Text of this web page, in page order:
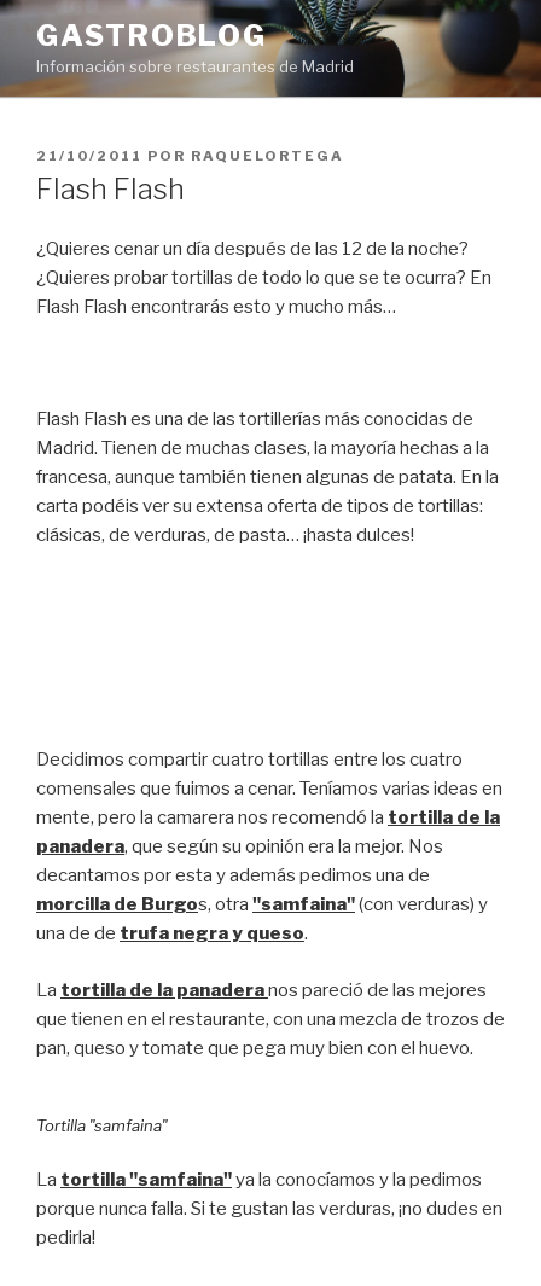
Saltar
contenido
GASTROBLOG
Información sobre restaurantes de Madrid
PUBLICADO
EL
21/10/2011 POR RAQUELORTEGA
Flash Flash
¿Quieres cenar un día después de las 12 de la noche?
¿Quieres probar tortillas de todo lo que se te ocurra? En
Flash Flash encontrarás esto y mucho más…
Flash Flash es una de las tortillerías más conocidas de
Madrid. Tienen de muchas clases, la mayoría hechas a la
francesa, aunque también tienen algunas de patata. En la
carta podéis ver su extensa oferta de tipos de tortillas:
clásicas, de verduras, de pasta… ¡hasta dulces!
Decidimos compartir cuatro tortillas entre los cuatro
comensales que fuimos a cenar. Teníamos varias ideas en
mente, pero la camarera nos recomendó la tortilla de la
panadera, que según su opinión era la mejor. Nos
decantamos por esta y además pedimos una de
morcilla de Burgos, otra "samfaina"(con verduras) y
una de de trufa negra y queso.
La tortilla de la panaderanos pareció de las mejores
que tienen en el restaurante, con una mezcla de trozos de
pan, queso y tomate que pega muy bien con el huevo.
Tortilla "samfaina"
La tortilla "samfaina"ya la conocíamos y la pedimos
porque nunca falla. Si te gustan las verduras, ¡no dudes en
pedirla!